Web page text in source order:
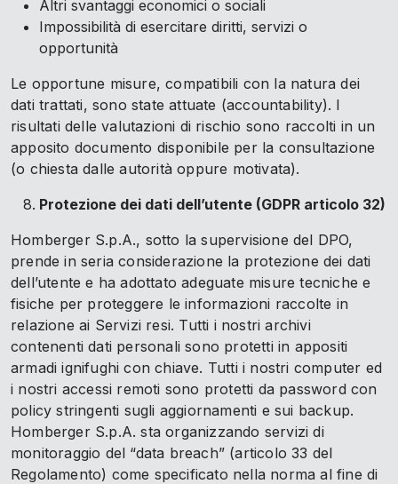
Altri svantaggi economici o sociali
Impossibilità di esercitare diritti, servizi o
opportunità
Le opportune misure, compatibili con la natura dei
dati trattati, sono state attuate (accountability). I
risultati delle valutazioni di rischio sono raccolti in un
apposito documento disponibile per la consultazione
(o chiesta dalle autorità oppure motivata).
Protezione dei dati dell’utente (GDPR articolo 32)
Homberger S.p.A., sotto la supervisione del DPO,
prende in seria considerazione la protezione dei dati
dell’utente e ha adottato adeguate misure tecniche e
fisiche per proteggere le informazioni raccolte in
relazione ai Servizi resi. Tutti i nostri archivi
contenenti dati personali sono protetti in appositi
armadi ignifughi con chiave. Tutti i nostri computer ed
i nostri accessi remoti sono protetti da password con
policy stringenti sugli aggiornamenti e sui backup.
Homberger S.p.A. sta organizzando servizi di
monitoraggio del “data breach” (articolo 33 del
Regolamento) come specificato nella norma al fine di